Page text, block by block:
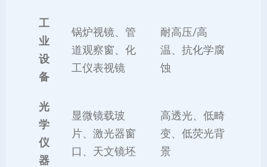
工
业
设
备
锅炉视镜、管
道观察窗、化
工仪表视镜
耐高压/高
温、抗化学腐
蚀
光
学
仪
器
显微镜载玻
片、激光器窗
口、天文镜坯
高透光、低畸
变、低荧光背
景